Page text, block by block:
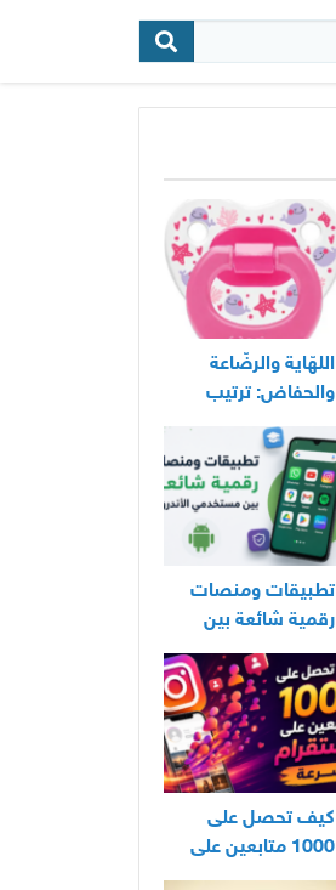
اللهّاية والرضّاعة
والحفاض: ترتيب
عملي لأساسيات
العناية اليومية
بالرضيع
تطبيقات ومنصات
رقمية شائعة بين
مستخدمي الأندرويد
كيف تحصل على
1000 متابعين على
انستقرام بسرعة